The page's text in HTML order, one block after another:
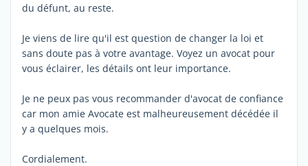
du défunt, au reste.
Je viens de lire qu'il est question de changer la loi et
sans doute pas à votre avantage. Voyez un avocat pour
vous éclairer, les détails ont leur importance.
Je ne peux pas vous recommander d'avocat de confiance
car mon amie Avocate est malheureusement décédée il
y a quelques mois.
Cordialement.